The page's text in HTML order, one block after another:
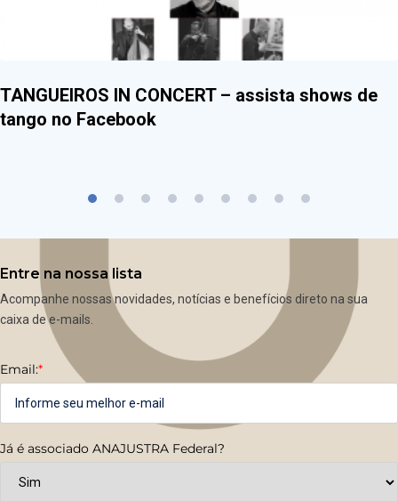
TANGUEIROS IN CONCERT – assista shows de
tango no Facebook
Entre na nossa lista
Acompanhe nossas novidades, notícias e benefícios direto na sua
caixa de e-mails.
Email:*
Já é associado ANAJUSTRA Federal?